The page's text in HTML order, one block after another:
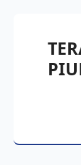
content